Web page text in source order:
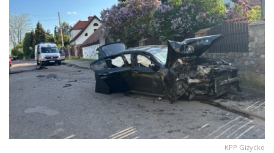
KPP Giżycko